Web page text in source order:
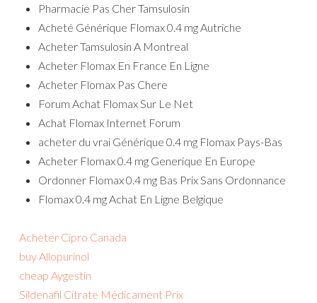
Pharmacie Pas Cher Tamsulosin
Acheté Générique Flomax 0.4 mg Autriche
Acheter Tamsulosin A Montreal
Acheter Flomax En France En Ligne
Acheter Flomax Pas Chere
Forum Achat Flomax Sur Le Net
Achat Flomax Internet Forum
acheter du vrai Générique 0.4 mg Flomax Pays-Bas
Acheter Flomax 0.4 mg Generique En Europe
Ordonner Flomax 0.4 mg Bas Prix Sans Ordonnance
Flomax 0.4 mg Achat En Ligne Belgique
Acheter Cipro Canada
buy Allopurinol
cheap Aygestin
Sildenafil Citrate Médicament Prix